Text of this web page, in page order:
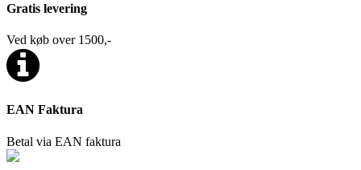
Gratis levering
Ved køb over 1500,-
EAN Faktura
Betal via EAN faktura